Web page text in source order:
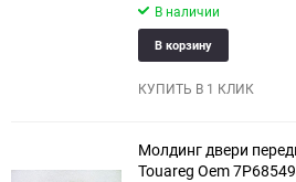
В наличии
В корзину
КУПИТЬ В 1 КЛИК
Молдинг двери
Touareg Oem